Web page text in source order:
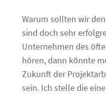
Warum sollten wir
sind doch sehr
Unternehmen des
hören, dann könnte
Zukunft der
sein. Ich stelle die